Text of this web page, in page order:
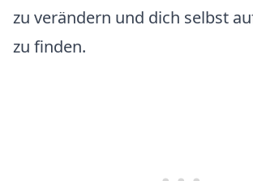
zu verändern und dich selbst
zu finden.